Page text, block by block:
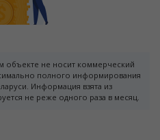
не носит коммерческий
полного информирования
Информация взята из
не реже одного раза в месяц.